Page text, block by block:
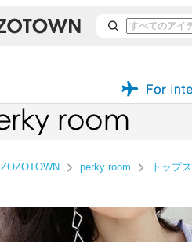
ZOZOTOWN perky room トップス